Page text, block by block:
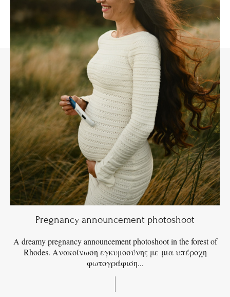
Pregnancy announcement photoshoot
A dreamy pregnancy announcement photoshoot in the forest of
Rhodes. Ανακοίνωση εγκυμοσύνης με μια υπέροχη
φωτογράφιση...